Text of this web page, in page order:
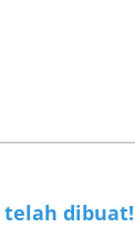
telah dibuat!